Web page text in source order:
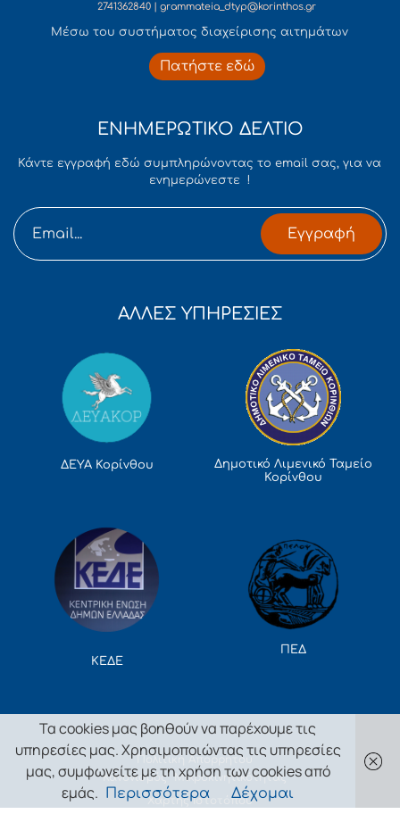
2741362840 | grammateia_dtyp@korinthos.gr
Mέσω του συστήματος διαχείρισης αιτημάτων
Πατήστε εδώ
ΕΝΗΜΕΡΩΤΙΚΟ ΔΕΛΤΙΟ
Κάντε εγγραφή εδώ συμπληρώνοντας το email σας, για να
ενημερώνεστε !
Εγγραφή
ΑΛΛΕΣ ΥΠΗΡΕΣΙΕΣ
ΔΕΥΑ Κορίνθου
Δημοτικό Λιμενικό Ταμείο
Κορίνθου
ΚΕΔΕ
ΠΕΔ
Πολιτική Απορρήτου
Κανονισμός Μικροκινητικότητας
Χάρτης Ιστοτόπου
Τα cookies μας βοηθούν να παρέχουμε τις
υπηρεσίες μας. Χρησιμοποιώντας τις υπηρεσίες
μας, συμφωνείτε με τη χρήση των cookies από
εμάς.
Περισσότερα Δέχομαι